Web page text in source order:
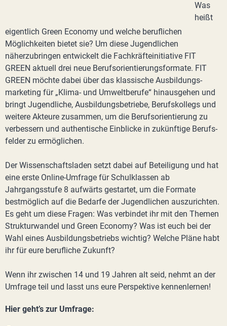
Was
heißt
eigentlich Green Economy und welche beruflichen
Möglichkeiten bietet sie? Um diese Jugendlichen
näherzubringen entwickelt die Fachkräfteinitiative FIT
GREEN aktuell drei neue Berufsorientierungsformate. FIT
GREEN möchte dabei über das klassische Ausbildungs­
marketing für „Klima- und Umwelt­berufe“ hinausgehen und
bringt Jugend­liche, Ausbildungs­betriebe, Berufs­kollegs und
weitere Akteure zusammen, um die Berufs­orientierung zu
verbessern und authentische Einblicke in zukünftige Berufs­
felder zu ermöglichen.
Der Wissenschaftsladen setzt dabei auf Beteiligung und hat
eine erste Online-Umfrage für Schulklassen ab
Jahrgangsstufe 8 aufwärts gestartet, um die Formate
bestmöglich auf die Bedarfe der Jugendlichen auszurichten.
Es geht um diese Fragen: Was verbindet ihr mit den Themen
Strukturwandel und Green Economy? Was ist euch bei der
Wahl eines Ausbildungsbetriebs wichtig? Welche Pläne habt
ihr für eure berufliche Zukunft?
Wenn ihr zwischen 14 und 19 Jahren alt seid, nehmt an der
Umfrage teil und lasst uns eure Perspektive kennenlernen!
Hier geht’s zur Umfrage: